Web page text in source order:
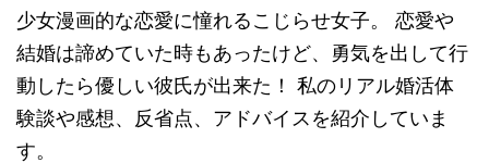
少女漫画的な恋愛に憧れるこじらせ女子。 恋愛や
結婚は諦めていた時もあったけど、勇気を出して行
動したら優しい彼氏が出来た！ 私のリアル婚活体
験談や感想、反省点、アドバイスを紹介していま
す。